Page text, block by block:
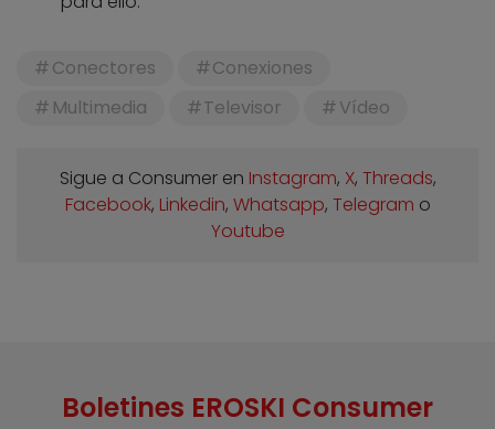
Conectores
Conexiones
Multimedia
Televisor Vídeo
Sigue a Consumer en Instagram, X, Threads,
Facebook, Linkedin, Whatsapp, Telegram o
Youtube
Boletines EROSKI Consumer